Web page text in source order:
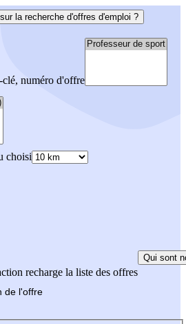
la recherche d'offres d'emploi ?
clé, numéro d'offre
choisi
recharge la liste des offres
Qui sont
de l'offre